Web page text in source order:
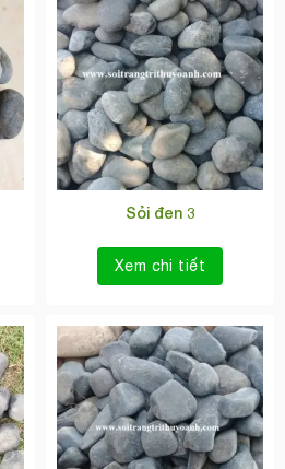
Sỏi đen 3
Xem chi tiết